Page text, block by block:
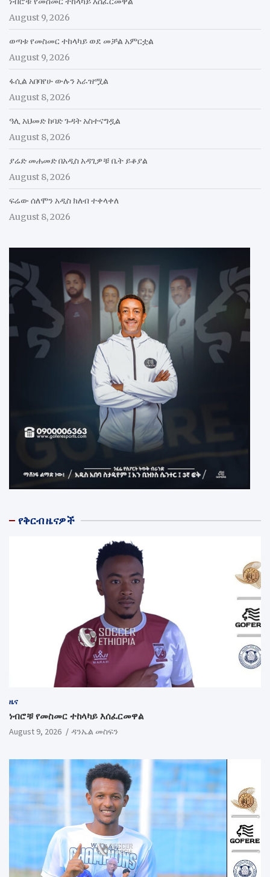
August 9, 2026
ወጣቱ የመስመር ተከላካይ ወደ መቻል አምርቷል
August 9, 2026
ፋሲል አበባየሁ ውሉን አራዝሟል
August 8, 2026
ዓሊ አህመድ ከባድ ጉዳት አስተናግዷል
August 8, 2026
ያሬድ መሐመድ በአዲስ አዳጊዎቹ ቤት ይቆያል
August 8, 2026
ፍሬው ሰለሞን አዲስ ክለብ ተቀላቀለ
August 8, 2026
የቅርብ ዜናዎች
ዜና
ነብሮቹ የመስመር ተከላካይ እሰፈርመዋል
August 9, 2026 ዳንኤል መስፍን